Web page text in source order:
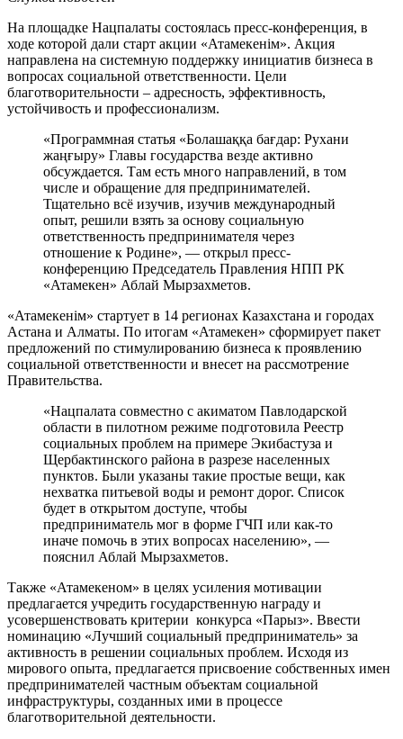
На площадке Нацпалаты состоялась пресс-конференция, в
ходе которой дали старт акции «Атамекенiм». Акция
направлена на системную поддержку инициатив бизнеса в
вопросах социальной ответственности. Цели
благотворительности – адресность, эффективность,
устойчивость и профессионализм.
«Программная статья «Болашаққа бағдар: Рухани
жаңғыру» Главы государства везде активно
обсуждается. Там есть много направлений, в том
числе и обращение для предпринимателей.
Тщательно всё изучив, изучив международный
опыт, решили взять за основу социальную
ответственность предпринимателя через
отношение к Родине», — открыл пресс-
конференцию Председатель Правления НПП РК
«Атамекен» Аблай Мырзахметов.
«Атамекенiм» стартует в 14 регионах Казахстана и городах
Астана и Алматы. По итогам «Атамекен» сформирует пакет
предложений по стимулированию бизнеса к проявлению
социальной ответственности и внесет на рассмотрение
Правительства.
«Нацпалата совместно с акиматом Павлодарской
области в пилотном режиме подготовила Реестр
социальных проблем на примере Экибастуза и
Щербактинского района в разрезе населенных
пунктов. Были указаны такие простые вещи, как
нехватка питьевой воды и ремонт дорог. Список
будет в открытом доступе, чтобы
предприниматель мог в форме ГЧП или как-то
иначе помочь в этих вопросах населению», —
пояснил Аблай Мырзахметов.
Также «Атамекеном» в целях усиления мотивации
предлагается учредить государственную награду и
усовершенствовать критерии конкурса «Парыз». Ввести
номинацию «Лучший социальный предприниматель» за
активность в решении социальных проблем. Исходя из
мирового опыта, предлагается присвоение собственных имен
предпринимателей частным объектам социальной
инфраструктуры, созданных ими в процессе
благотворительной деятельности.